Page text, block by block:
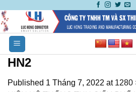
to
content
HN2
Published 1 Tháng 7, 2022 at 1280